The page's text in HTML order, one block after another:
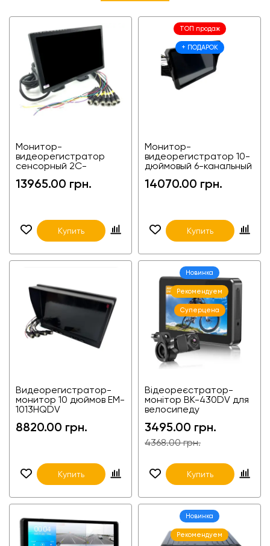
Монитор-
видеорегистратор
сенсорный 2C-
на 6 камер (6-
13965.00 грн.
Купить
ТОП продаж
+ ПОДАРОК
Монитор-
видеорегистратор 10-
дюймовый 6-канальный
EM-1012S
14070.00 грн.
Купить
Видеорегистратор-
монитор 10 дюймов EM-
1013HQDV
8820.00 грн.
Купить
Новинка
Рекомендуем
Суперцена
Відеореєстратор-
монітор BK-430DV для
велосипеду
3495.00 грн.
4368.00 грн.
Купить
Новинка
Рекомендуем